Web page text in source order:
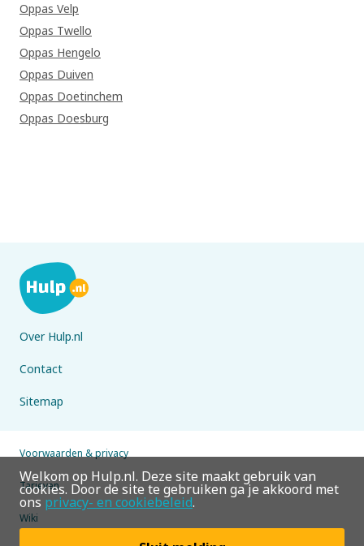
Oppas Velp
Oppas Twello
Oppas Hengelo
Oppas Duiven
Oppas Doetinchem
Oppas Doesburg
Over Hulp.nl
Contact
Sitemap
Voorwaarden & privacy
Tarieven
Wiki
Welkom op Hulp.nl. Deze site maakt gebruik van
cookies. Door de site te gebruiken ga je akkoord met
ons privacy- en cookiebeleid.